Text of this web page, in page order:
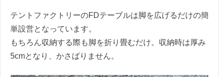
テントファクトリーのFDテーブルは脚を広げるだけの簡
単設営となっています。
もちろん収納する際も脚を折り畳むだけ。 収納時は厚み
5cmとなり、かさばりません。